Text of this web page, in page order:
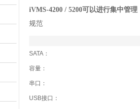
iVMS-4200 / 5200可以进行集中管理
规范
SATA：
容量：
串口：
USB接口：